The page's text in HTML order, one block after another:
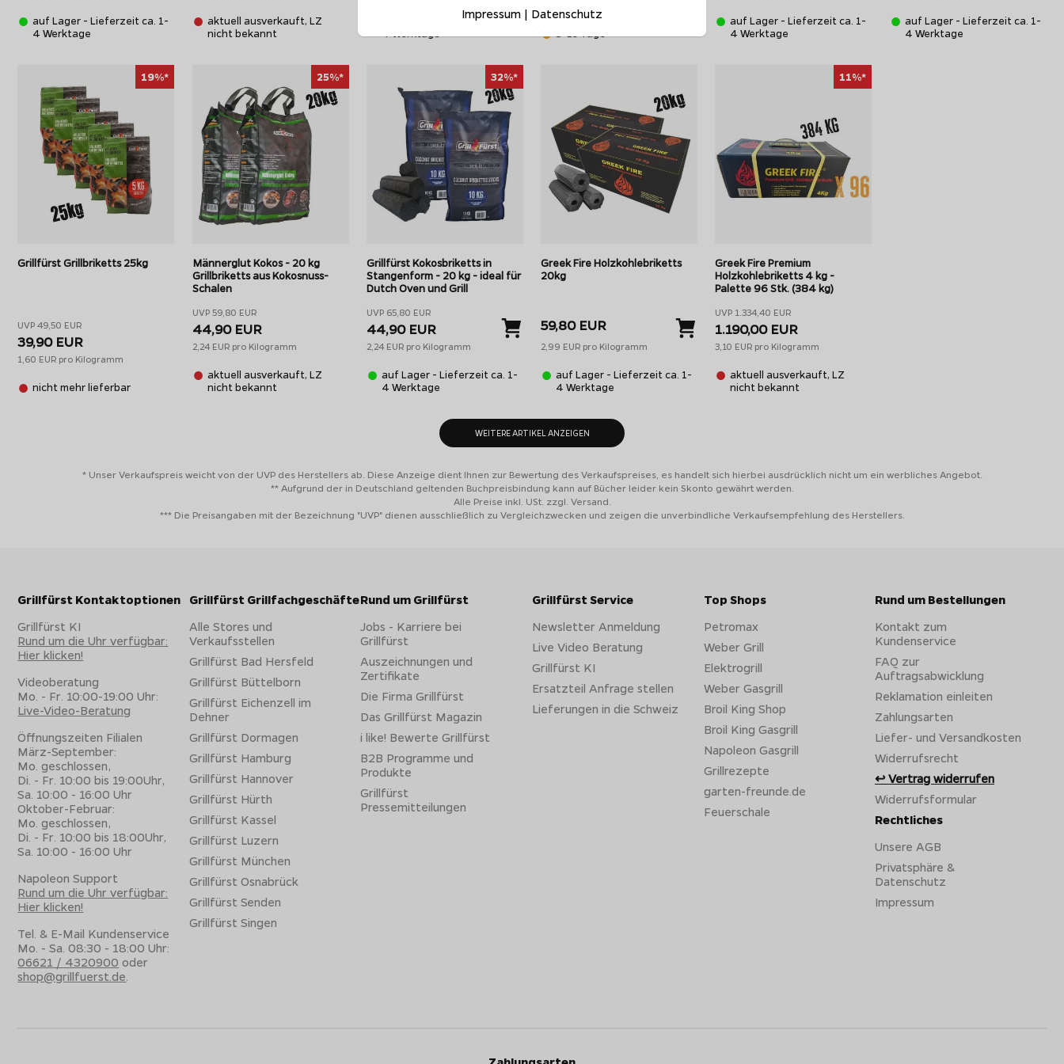
auf Lager - Lieferzeit ca. 1-
4 Werktage
aktuell ausverkauft, LZ
nicht bekannt
auf Lager - Lieferzeit ca. 1-
auf Lager - Lieferzeit ca. 1-
4 Werktage
auf Lager - Lieferzeit ca. 1-
4 Werktage
19%*
Grillfürst Grillbriketts 25kg
UVP 49,50 EUR
39,90 EUR
1,60 EUR pro Kilogramm
nicht mehr lieferbar
25%*
Männerglut Kokos - 20 kg
Grillbriketts aus Kokosnuss-
Schalen
UVP 59,80 EUR
44,90 EUR
2,24 EUR pro Kilogramm
aktuell ausverkauft, LZ
nicht bekannt
32%*
Grillfürst Kokosbriketts in
Stangenform - 20 kg - ideal für
Dutch Oven und Grill
UVP 65,80 EUR
44,90 EUR
2,24 EUR pro Kilogramm
auf Lager - Lieferzeit ca. 1-
4 Werktage
Greek Fire Holzkohlebriketts
20kg
59,80 EUR
2,99 EUR pro Kilogramm
auf Lager - Lieferzeit ca. 1-
4 Werktage
11%*
Greek Fire Premium
Holzkohlebriketts 4 kg -
Palette 96 Stk. (384 kg)
UVP 1.334,40 EUR
1.190,00 EUR
3,10 EUR pro Kilogramm
aktuell ausverkauft, LZ
nicht bekannt
WEITERE ARTIKEL ANZEIGEN
* Unser Verkaufspreis weicht von der UVP des Herstellers ab. Diese Anzeige dient Ihnen zur Bewertung des Verkaufspreises, es handelt sich hierbei ausdrücklich nicht um ein werbliches Angebot.
** Aufgrund der in Deutschland geltenden Buchpreisbindung kann auf Bücher leider kein Skonto gewährt werden.
Alle Preise inkl. USt. zzgl. Versand.
*** Die Preisangaben mit der Bezeichnung "UVP" dienen ausschließlich zu Vergleichzwecken und zeigen die unverbindliche Verkaufsempfehlung des Herstellers.
Grillfürst Kontaktoptionen
Grillfürst KI
Rund um die Uhr verfügbar:
Hier klicken!
Videoberatung
Mo. - Fr. 10:00-19:00 Uhr:
Live-Video-Beratung
Öffnungszeiten Filialen
März-September:
Mo. geschlossen,
Di. - Fr. 10:00 bis 19:00Uhr,
Sa. 10:00 - 16:00 Uhr
Oktober-Februar:
Mo. geschlossen,
Di. - Fr. 10:00 bis 18:00Uhr,
Sa. 10:00 - 16:00 Uhr
Napoleon Support
Rund um die Uhr verfügbar:
Hier klicken!
Tel. & E-Mail Kundenservice
Mo. - Sa. 08:30 - 18:00 Uhr:
06621 / 4320900 oder
shop@grillfuerst.de.
Grillfürst Grillfachgeschäfte
Alle Stores und
Verkaufsstellen
Grillfürst Bad Hersfeld
Grillfürst Büttelborn
Grillfürst Eichenzell im
Dehner
Grillfürst Dormagen
Grillfürst Hamburg
Grillfürst Hannover
Grillfürst Hürth
Grillfürst Kassel
Grillfürst Luzern
Grillfürst München
Grillfürst Osnabrück
Grillfürst Senden
Grillfürst Singen
Rund um Grillfürst
Jobs - Karriere bei
Grillfürst
Auszeichnungen und
Zertifikate
Die Firma Grillfürst
Das Grillfürst Magazin
i like! Bewerte Grillfürst
B2B Programme und
Produkte
Grillfürst
Pressemitteilungen
Grillfürst Service
Newsletter Anmeldung
Live Video Beratung
Grillfürst KI
Ersatzteil Anfrage stellen
Lieferungen in die Schweiz
Top Shops
Petromax
Weber Grill
Elektrogrill
Weber Gasgrill
Broil King Shop
Broil King Gasgrill
Napoleon Gasgrill
Grillrezepte
garten-freunde.de
Feuerschale
Rund um Bestellungen
Kontakt zum
Kundenservice
FAQ zur
Auftragsabwicklung
Reklamation einleiten
Zahlungsarten
Liefer- und Versandkosten
Widerrufsrecht
Vertrag widerrufen
Widerrufsformular
Rechtliches
Unsere AGB
Privatsphäre &
Datenschutz
Impressum
Impressum | Datenschutz